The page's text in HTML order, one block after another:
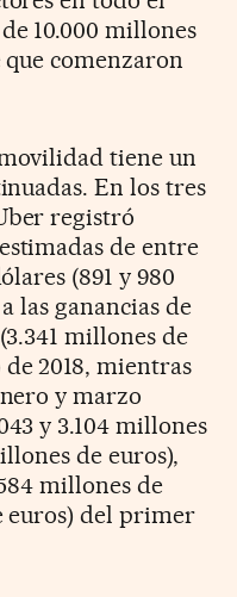
10.000 millones
comenzaron
tiene un
En los tres
registró
de entre
(891 y 980
las ganancias de
millones de
2018, mientras
y marzo
y 3.104 millones
de euros),
millones de
euros) del primer